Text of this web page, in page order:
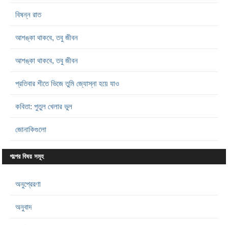
বিষন্ন রাত
আশঙ্কা থাকবে, তবু জীবন
আশঙ্কা থাকবে, তবু জীবন
প্রতিবার শীতে ভিজে তুমি জ্যোস্না হয়ে যাও
কবিতা: পুতুল খেলার ভুল
জোনাকিগুলো
গল্পের বিষয় সমূহ
অনুপ্রেরণা
অনুবাদ